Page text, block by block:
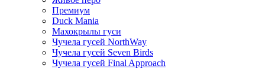
Премиум
Duck Mania
Махокрылы гуси
Чучела гусей NorthWay
Чучела гусей Seven Birds
Чучела гусей Final Approach